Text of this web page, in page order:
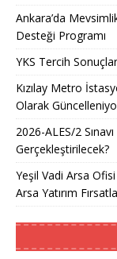
Ankara’da
Desteği Programı
YKS Tercih
Kızılay Metro
Olarak
2026-ALES/2
Gerçekleştirilecek?
Yeşil Vadi Arsa Ofisi
Arsa Yatırım